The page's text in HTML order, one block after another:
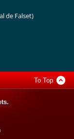
de Falset)
To Top